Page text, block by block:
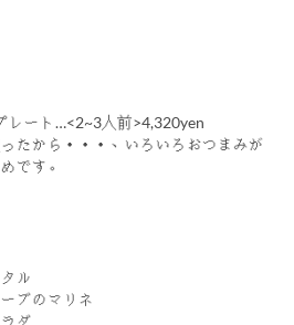
レート…<2~3人前>4,320yen
たから・・・、いろいろおつまみが
です。
ル
ブのマリネ
ダ